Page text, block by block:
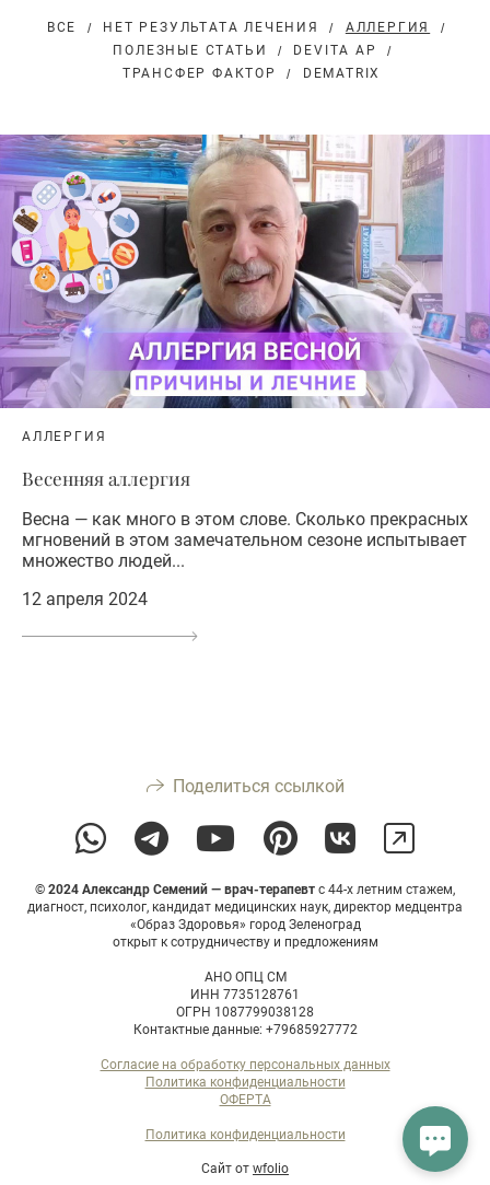
ВСЕ НЕТ РЕЗУЛЬТАТА ЛЕЧЕНИЯ
АЛЛЕРГИЯ
ПОЛЕЗНЫЕ СТАТЬИ
DEVITA AP
ТРАНСФЕР ФАКТОР
DEMATRIX
АЛЛЕРГИЯ
Весенняя аллергия
Весна — как много в этом слове. Сколько прекрасных
мгновений в этом замечательном сезоне испытывает
множество людей...
12 апреля 2024
Поделиться ссылкой
© 2024 Александр Семений — врач-терапевт с 44-х летним стажем,
диагност, психолог, кандидат медицинских наук, директор медцентра
«Образ Здоровья» город Зеленоград
открыт к сотрудничеству и предложениям
АНО ОПЦ СМ
ИНН 7735128761
ОГРН 1087799038128
Контактные данные: +79685927772
Согласие на обработку персональных данных
Политика конфиденциальности
ОФЕРТА
Политика конфиденциальности
Сайт от wfolio